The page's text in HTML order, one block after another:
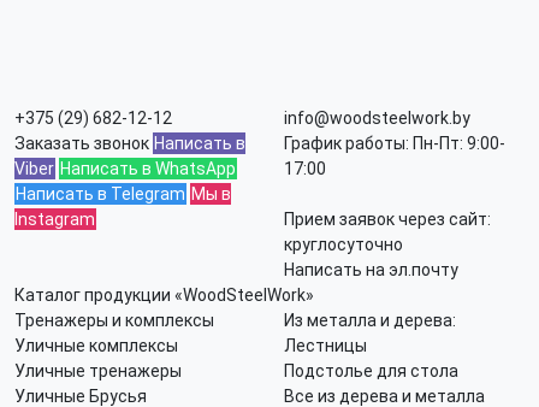
+375 (29) 682-12-12
Заказать звонок Написать в
Viber Написать в WhatsApp
Написать в Telegram Мы в
Instagram
info@woodsteelwork.by
График работы: Пн-Пт: 9:00-
17:00
Прием заявок через сайт:
круглосуточно
Написать на эл.почту
Каталог продукции «WoodSteelWork»
Тренажеры и комплексы
Уличные комплексы
Уличные тренажеры
Уличные Брусья
Из металла и дерева:
Лестницы
Подстолье для стола
Все из дерева и металла